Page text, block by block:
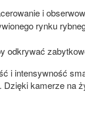
i
rynku
odkrywać
i intensywność
kamerze na